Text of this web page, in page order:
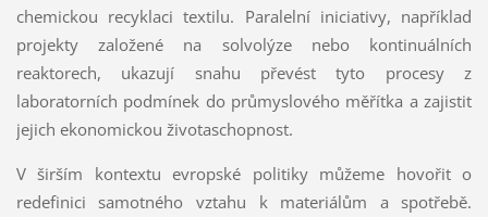
chemickou recyklaci textilu. Paralelní iniciativy, například
projekty založené na solvolýze nebo kontinuálních
reaktorech, ukazují snahu převést tyto procesy z
laboratorních podmínek do průmyslového měřítka a zajistit
jejich ekonomickou životaschopnost.
V širším kontextu evropské politiky můžeme hovořit o
redefinici samotného vztahu k materiálům a spotřebě.